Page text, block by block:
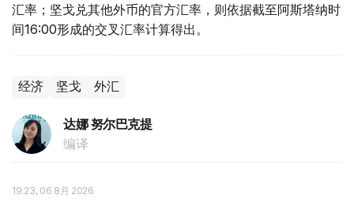
汇率；坚戈兑其他外币的官方汇率，则依据截至阿斯塔纳时
间16:00形成的交叉汇率计算得出。
经济 坚戈 外汇
达娜 努尔巴克提
编译
19:23, 06 8月 2026